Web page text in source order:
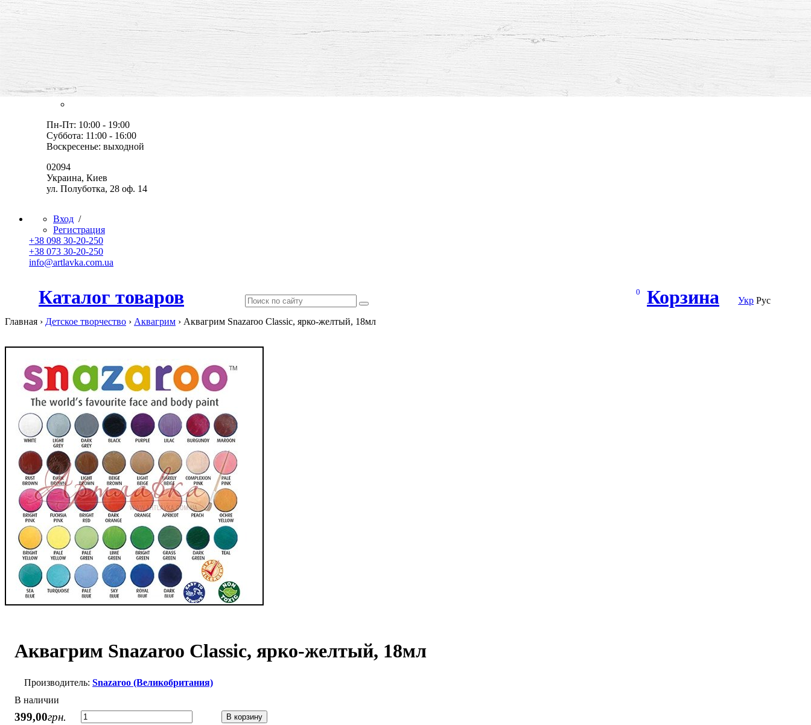
все для творчества и хобби,
товары, мастер-классы, идеи
Оплата и доставка
Контакты
Пн-Пт: 10:00 - 19:00
Суббота: 11:00 - 16:00
Воскресенье: выходной
02094
Украина, Киев
ул. Полуботка, 28 оф. 14
Вход /
Регистрация
+38 098 30-20-250
+38 073 30-20-250
info@artlavka.com.ua
Каталог товаров Корзина
0
Укр Рус
Главная › Детское творчество › Аквагрим › Аквагрим Snazaroo Classic, ярко-желтый, 18мл
Аквагрим Snazaroo Classic, ярко-желтый, 18мл
Snazaroo (Великобритания)
В наличии
399,00грн. В корзину